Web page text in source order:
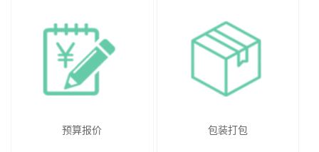
预算报价 包装打包